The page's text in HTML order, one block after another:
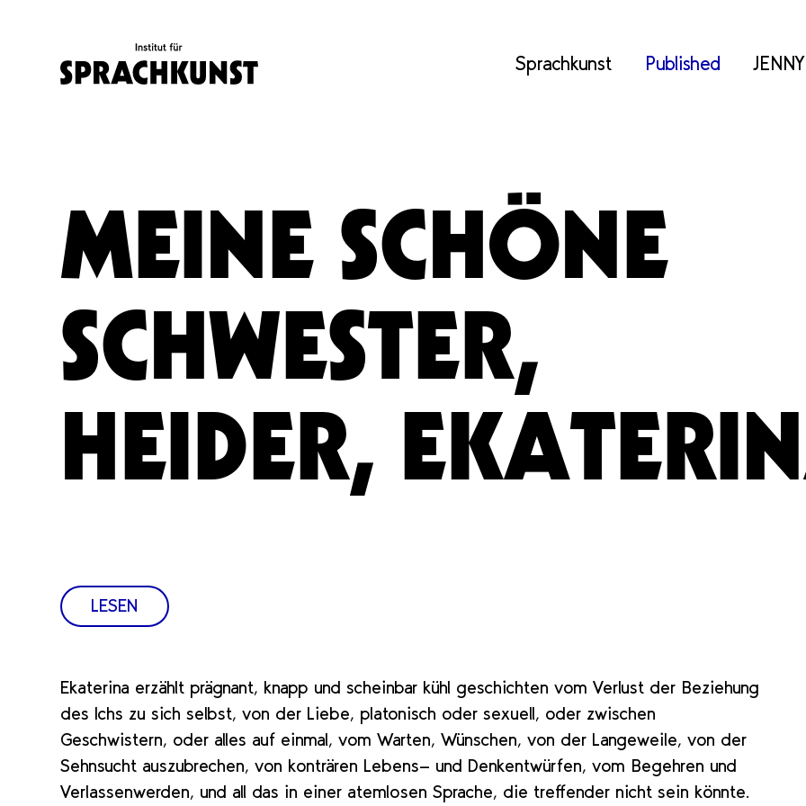
Sprachkunst Published JENNY
MEINE SCHÖNE
SCHWESTER,
HEIDER,
LESEN
Ekaterina erzählt prägnant, knapp und scheinbar kühl geschichten vom Verlust der Beziehung
des Ichs zu sich selbst, von der Liebe, platonisch oder sexuell, oder zwischen
Geschwistern, oder alles auf einmal, vom Warten, Wünschen, von der Langeweile, von der
Sehnsucht auszubrechen, von konträren Lebens- und Denkentwürfen, vom Begehren und
Verlassenwerden, und all das in einer atemlosen Sprache, die treffender nicht sein könnte.